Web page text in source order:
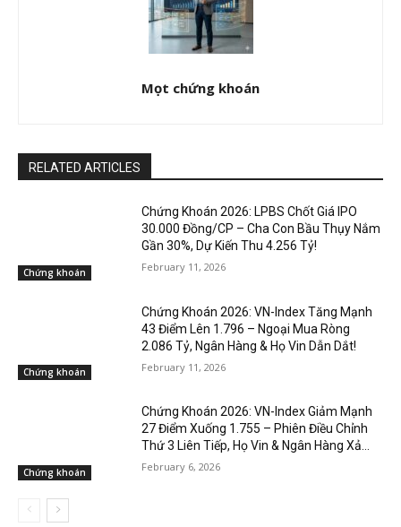
Mọt chứng khoán
RELATED ARTICLES
Chứng khoán
Chứng Khoán 2026: LPBS Chốt Giá IPO
30.000 Đồng/CP – Cha Con Bầu Thụy Nắm
Gần 30%, Dự Kiến Thu 4.256 Tỷ!
February 11, 2026
Chứng khoán
Chứng Khoán 2026: VN-Index Tăng Mạnh
43 Điểm Lên 1.796 – Ngoại Mua Ròng
2.086 Tỷ, Ngân Hàng & Họ Vin Dẫn Dắt!
February 11, 2026
Chứng khoán
Chứng Khoán 2026: VN-Index Giảm Mạnh
27 Điểm Xuống 1.755 – Phiên Điều Chỉnh
Thứ 3 Liên Tiếp, Họ Vin & Ngân Hàng Xả...
February 6, 2026